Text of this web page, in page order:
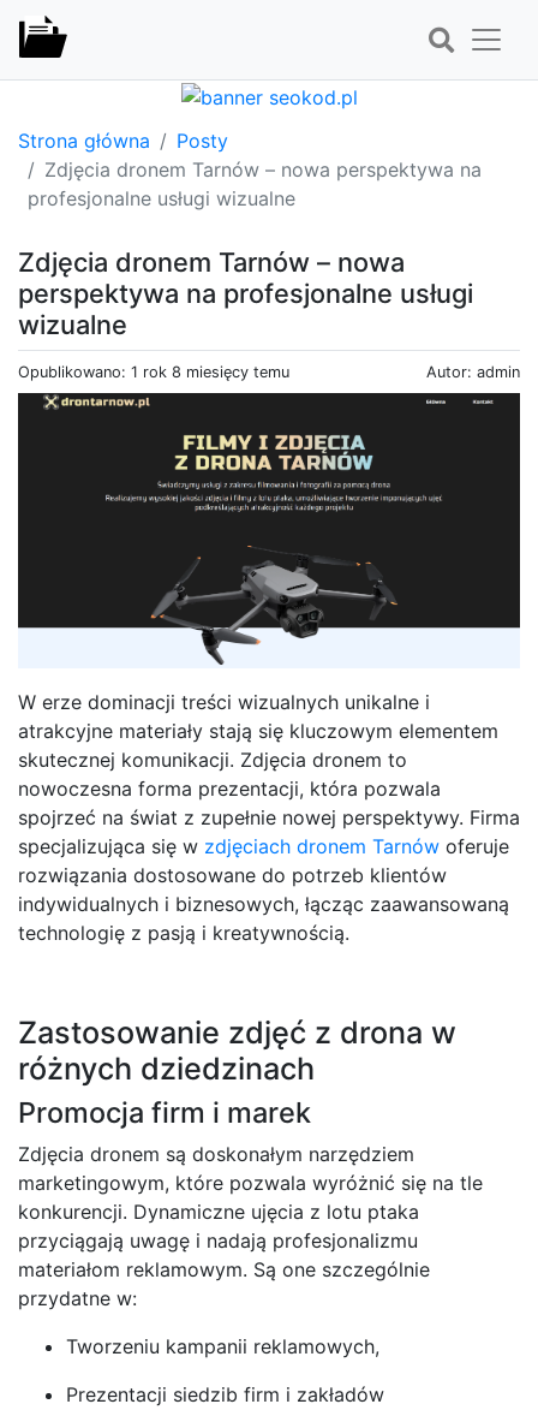
Strona główna
Posty
Zdjęcia dronem Tarnów – nowa perspektywa na
profesjonalne usługi wizualne
Zdjęcia dronem Tarnów – nowa
perspektywa na profesjonalne usługi
wizualne
Opublikowano: 1 rok 8 miesięcy temu Autor: admin
W erze dominacji treści wizualnych unikalne i
atrakcyjne materiały stają się kluczowym elementem
skutecznej komunikacji. Zdjęcia dronem to
nowoczesna forma prezentacji, która pozwala
spojrzeć na świat z zupełnie nowej perspektywy. Firma
specjalizująca się w zdjęciach dronem Tarnów oferuje
rozwiązania dostosowane do potrzeb klientów
indywidualnych i biznesowych, łącząc zaawansowaną
technologię z pasją i kreatywnością.
Zastosowanie zdjęć z drona w
różnych dziedzinach
Promocja firm i marek
Zdjęcia dronem są doskonałym narzędziem
marketingowym, które pozwala wyróżnić się na tle
konkurencji. Dynamiczne ujęcia z lotu ptaka
przyciągają uwagę i nadają profesjonalizmu
materiałom reklamowym. Są one szczególnie
przydatne w:
Tworzeniu kampanii reklamowych,
Prezentacji siedzib firm i zakładów